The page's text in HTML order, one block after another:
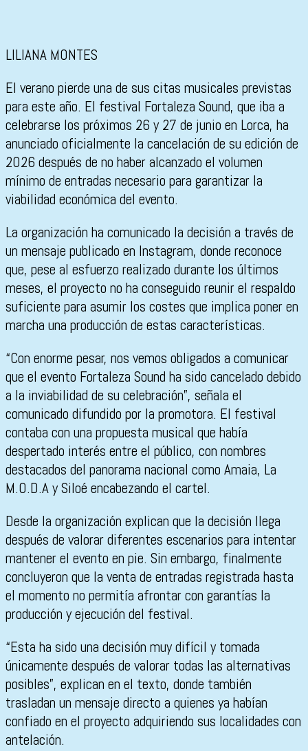
LILIANA MONTES
El verano pierde una de sus citas musicales previstas
para este año. El festival Fortaleza Sound, que iba a
celebrarse los próximos 26 y 27 de junio en Lorca, ha
anunciado oficialmente la cancelación de su edición de
2026 después de no haber alcanzado el volumen
mínimo de entradas necesario para garantizar la
viabilidad económica del evento.
La organización ha comunicado la decisión a través de
un mensaje publicado en Instagram, donde reconoce
que, pese al esfuerzo realizado durante los últimos
meses, el proyecto no ha conseguido reunir el respaldo
suficiente para asumir los costes que implica poner en
marcha una producción de estas características.
“Con enorme pesar, nos vemos obligados a comunicar
que el evento Fortaleza Sound ha sido cancelado debido
a la inviabilidad de su celebración”, señala el
comunicado difundido por la promotora. El festival
contaba con una propuesta musical que había
despertado interés entre el público, con nombres
destacados del panorama nacional como Amaia, La
M.O.D.A y Siloé encabezando el cartel.
Desde la organización explican que la decisión llega
después de valorar diferentes escenarios para intentar
mantener el evento en pie. Sin embargo, finalmente
concluyeron que la venta de entradas registrada hasta
el momento no permitía afrontar con garantías la
producción y ejecución del festival.
“Esta ha sido una decisión muy difícil y tomada
únicamente después de valorar todas las alternativas
posibles”, explican en el texto, donde también
trasladan un mensaje directo a quienes ya habían
confiado en el proyecto adquiriendo sus localidades con
antelación.